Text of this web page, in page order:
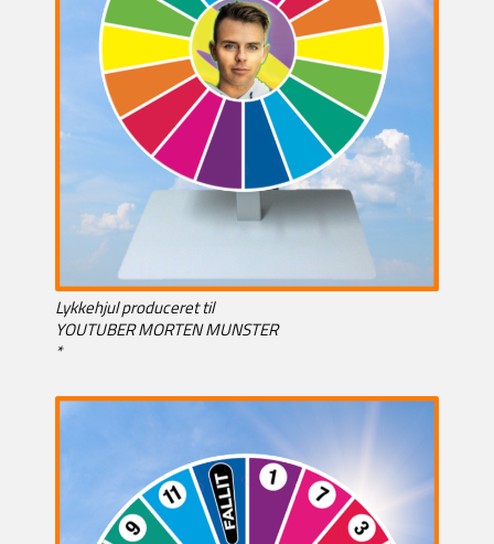
Lykkehjul produceret til
YOUTUBER MORTEN MUNSTER
*